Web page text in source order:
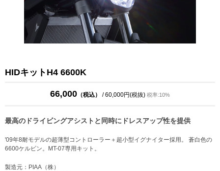
HIDキットH4 6600K
66,000 （税込） / 60,000円(税抜) 税率:10%
最高のドライビングアシストと同時にドレスアップ性を提供
'09年8耐モデルの超薄型コントローラー＋超小型イグナイター採用。 蒼白色の
6600ケルビン。MT-07専用キット。
製造元：PIAA（株）